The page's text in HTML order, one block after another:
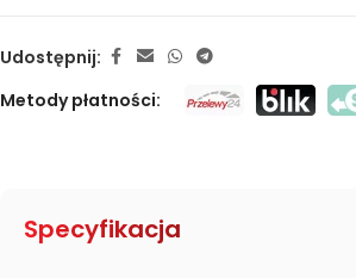
Udostępnij:
Metody płatności:
Specyfikacja